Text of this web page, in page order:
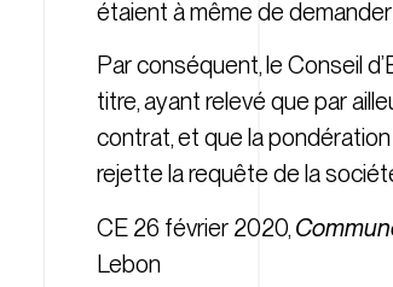
étaient à même de
Par conséquent, le Conseil
titre, ayant relevé que par
contrat, et que la
rejette la requête de la
CE 26 février 2020,
Lebon